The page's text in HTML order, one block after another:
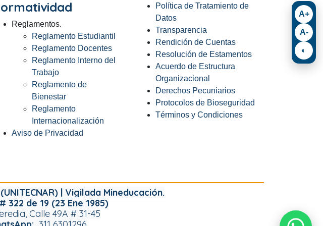
Reglamentos.
Reglamento Estudiantil
Reglamento Docentes
Reglamento Interno del
Trabajo
Reglamento de
Bienestar
Reglamento
Internacionalización
Aviso de Privacidad
Política de Tratamiento de
Datos
Transparencia
Rendición de Cuentas
Resolución de Estamentos
Acuerdo de Estructura
Organizacional
Derechos Pecuniarios
Protocolos de Bioseguridad
Términos y Condiciones
A+
A-
◐
| Vigilada Mineducación.
de 19 (23 Ene 1985)
Calle 49A # 31-45​